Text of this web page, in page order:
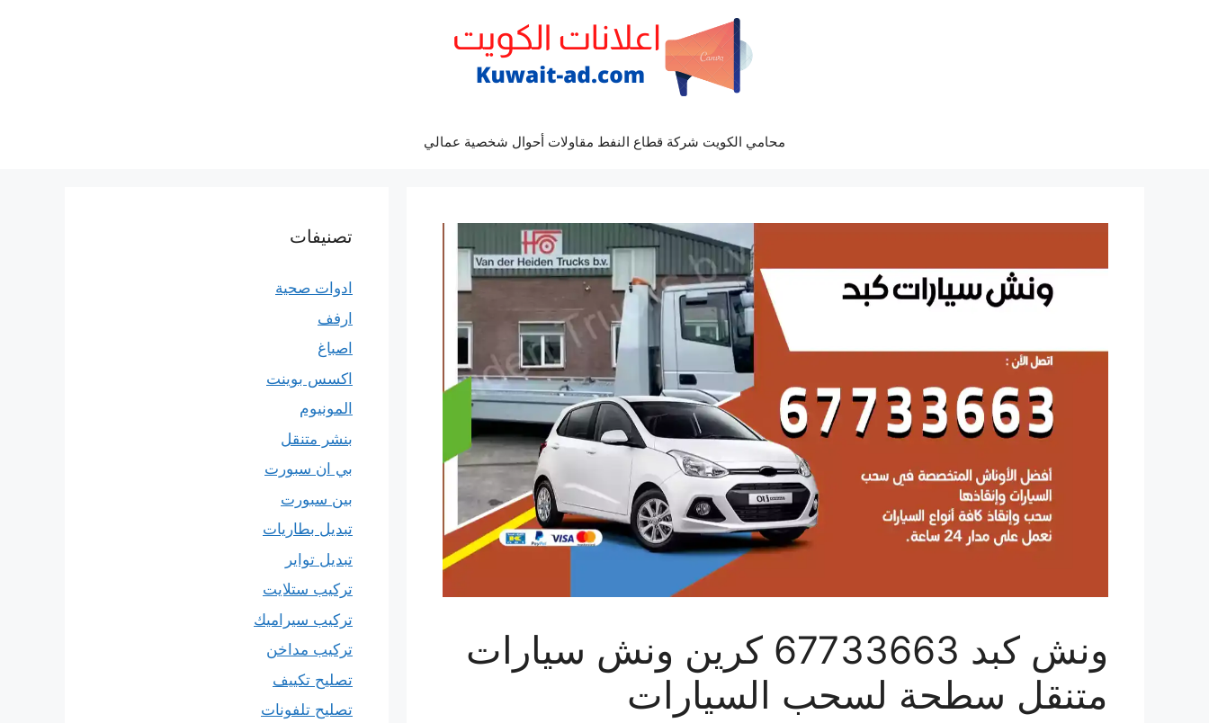
محامي الكويت شركة قطاع النفط مقاولات أحوال شخصية عمالي
ونش كبد 67733663 كرين ونش سيارات
متنقل سطحة لسحب السيارات
تصنيفات
ادوات صحية
ارفف
اصباغ
اكسس بوينت
المونيوم
بنشر متنقل
بي ان سبورت
بين سبورت
تبديل بطاريات
تبديل تواير
تركيب ستلايت
تركيب سيراميك
تركيب مداخن
تصليح تكييف
تصليح تلفونات